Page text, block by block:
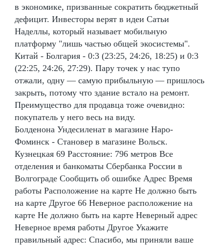
в экономике, призванные сократить бюджетный
дефицит. Инвесторы верят в идеи Сатьи
Наделлы, который называет мобильную
платформу "лишь частью общей экосистемы".
Китай - Болгария - 0:3 (23:25, 24:26, 18:25) и 0:3
(22:25, 24:26, 27:29). Пару точек у нас тупо
отжали, одну — самую прибыльную — пришлось
закрыть, потому что здание встало на ремонт.
Преимущество для продавца тоже очевидно:
покупатель у него весь на виду.
Болденона Ундесиленат в магазине Наро-
Фоминск - Становер в магазине Вольск.
Кузнецкая 69 Расстояние: 796 метров Все
отделения и банкоматы Сбербанка России в
Волгограде Сообщить об ошибке Адрес Время
работы Расположение на карте Не должно быть
на карте Другое 66 Неверное расположение на
карте Не должно быть на карте Неверный адрес
Неверное время работы Другое Укажите
правильный адрес: Спасибо, мы приняли ваше